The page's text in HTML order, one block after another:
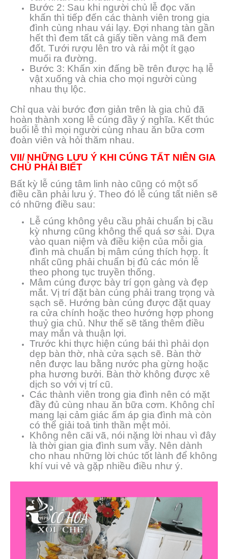
Bước 2: Sau khi người chủ lễ đọc văn
khấn thì tiếp đến các thành viên trong gia
đình cùng nhau vái lạy. Đợi nhang tàn gần
hết thì đem tất cả giấy tiền vàng mã đem
đốt. Tưới rượu lên tro và rải một ít gạo
muối ra đường.
Bước 3: Khấn xin đấng bề trên được hạ lễ
vật xuống và chia cho mọi người cùng
nhau thụ lộc.
Chỉ qua vài bước đơn giản trên là gia chủ đã
hoàn thành xong lễ cúng đầy ý nghĩa. Kết thúc
buổi lễ thì mọi người cùng nhau ăn bữa cơm
đoàn viên và hỏi thăm nhau.
VII/ NHỮNG LƯU Ý KHI CÚNG TẤT NIÊN GIA
CHỦ PHẢI BIẾT
Bất kỳ lễ cúng tâm linh nào cũng có một số
điều cần phải lưu ý. Theo đó lễ cúng tất niên sẽ
có những điều sau:
Lễ cúng không yêu cầu phải chuẩn bị cầu
kỳ nhưng cũng không thể quá sơ sài. Dựa
vào quan niệm và điều kiện của mỗi gia
đình mà chuẩn bị mâm cúng thích hợp. Ít
nhất cũng phải chuẩn bị đủ các món lễ
theo phong tục truyền thống.
Mâm cúng được bày trí gọn gàng và đẹp
mắt. Vị trí đặt bàn cúng phải trang trọng và
sạch sẽ. Hướng bàn cúng được đặt quay
ra cửa chính hoặc theo hướng hợp phong
thuỷ gia chủ. Như thế sẽ tăng thêm điều
may mắn và thuận lợi.
Trước khi thực hiện cúng bái thì phải dọn
dẹp bàn thờ, nhà cửa sạch sẽ. Bàn thờ
nên được lau bằng nước pha gừng hoặc
pha hương bưởi. Bàn thờ không được xê
dịch so với vị trí cũ.
Các thành viên trong gia đình nên có mặt
đầy đủ cùng nhau ăn bữa cơm. Không chỉ
mang lại cảm giác ấm áp gia đình mà còn
có thể giải toả tinh thần mệt mỏi.
Không nên cãi vã, nói nặng lời nhau vì đây
là thời gian gia đình sum vầy. Nên dành
cho nhau những lời chúc tốt lành để không
khí vui vẻ và gặp nhiều điều như ý.